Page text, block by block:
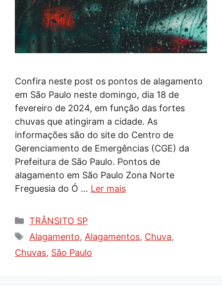
Confira neste post os pontos de alagamento
em São Paulo neste domingo, dia 18 de
fevereiro de 2024, em função das fortes
chuvas que atingiram a cidade. As
informações são do site do Centro de
Gerenciamento de Emergências (CGE) da
Prefeitura de São Paulo. Pontos de
alagamento em São Paulo Zona Norte
Freguesia do Ó … Ler mais
Categorias
TRÂNSITO SP
Tags
Alagamento, Alagamentos, Chuva,
Chuvas, São Paulo